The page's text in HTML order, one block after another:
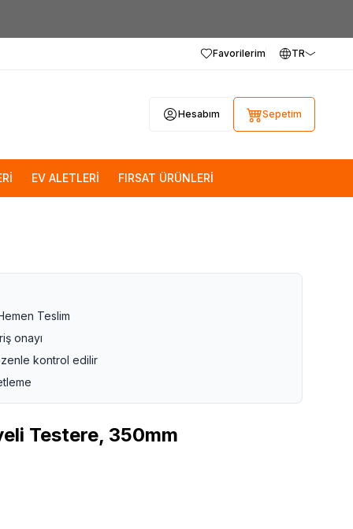
Favorilerim TR
Hesabım Sepetim
EV ALETLERİ FIRSAT ÜRÜNLERİ
Teslim
onayı
kontrol edilir
Testere, 350mm